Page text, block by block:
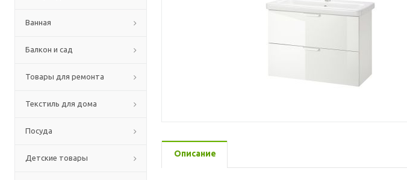
Ванная
Балкон и сад
Товары для ремонта
Текстиль для дома
Посуда
Детские товары Описание